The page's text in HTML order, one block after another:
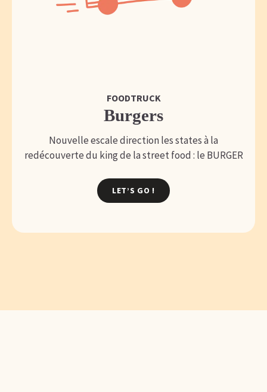
FOODTRUCK
Burgers
Nouvelle escale direction les states à la
redécouverte du king de la street food : le BURGER
LET’S GO !